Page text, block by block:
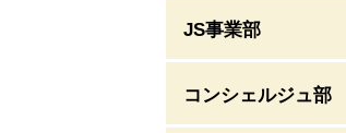
JS事業部
コンシェルジュ部